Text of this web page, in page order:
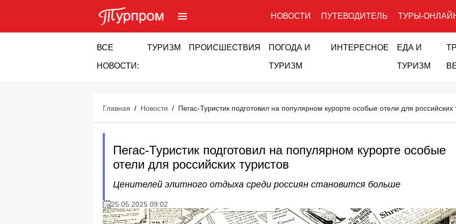
НОВОСТИ ПУТЕВОДИТЕЛЬ ТУРЫ-
ВСЕ
НОВОСТИ:
ТУРИЗМ ПРОИСШЕСТВИЯ ПОГОДА И
ТУРИЗМ
ИНТЕРЕСНОЕ ЕДА И
ТУРИЗМ
Главная / Новости / Пегас-Туристик подготовил на популярном курорте особые отели для российских
Пегас-Туристик подготовил на популярном курорте особые
отели для российских туристов
Ценителей элитного отдыха среди россиян становится больше
25.05.2025 09:02